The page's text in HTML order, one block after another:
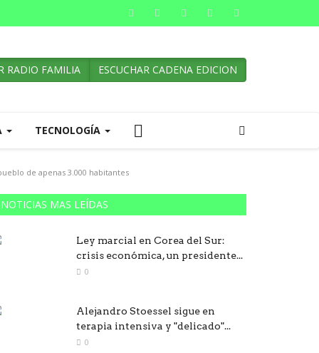
RADIO FAMILIA ESCUCHAR CADENA EDICION
TECNOLOGÍA
de apenas 3.000 habitantes
NOTICIAS MAS LEÍDAS
Ley marcial en Corea del Sur:
crisis económica, un presidente...
0
Alejandro Stoessel sigue en
terapia intensiva y "delicado"...
0